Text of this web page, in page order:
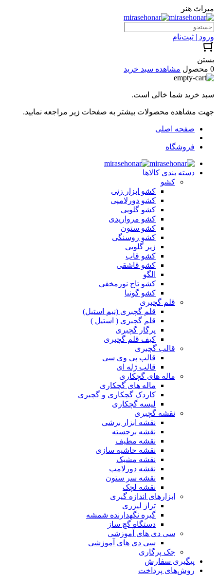
میراث هنر
ورود | ثبت‌نام
بستن
0 محصول
مشاهده سبد خرید
سبد خرید شما خالی است.
جهت مشاهده محصولات بیشتر به صفحات زیر مراجعه نمایید.
صفحه اصلی
فروشگاه
دسته بندی کالاها
کشو
کشو ابزار زنی
کشو دورلامپی
کشو گلویی
کشو مرواریدی
کشو ستون
کشو روسنگی
زیر گلویی
کشو قاب
کشو قاشقی
الگو
کشو تاج نورمخفی
کشو گونیا
قلم گچبری
قلم گچبری (نیم استیل)
قلم گچبری ( استیل )
پرگار گچبری
کیف قلم گچبری
قالب گچبری
قالب پی وی سی
قالب ژله ای
ماله های گچکاری
ماله های گچکاری
کاردک گچکاری و گچبری
لیسه گچکاری
نقشه گچبری
نقشه ابزار برشی
نقشه برجسته
نقشه مطیف
نقشه حاشیه سازی
نقشه مشبک
نقشه دورلامپ
نقشه سر ستون
نقشه لچک
ابزارهای اندازه گیری
تراز لیزری
گیره نگهدارنده شمشه
دستگاه گچ ساز
سی دی های آموزشی
سی دی های آموزشی
جک پرگاری
پیگیری سفارش
روش‌های پرداخت